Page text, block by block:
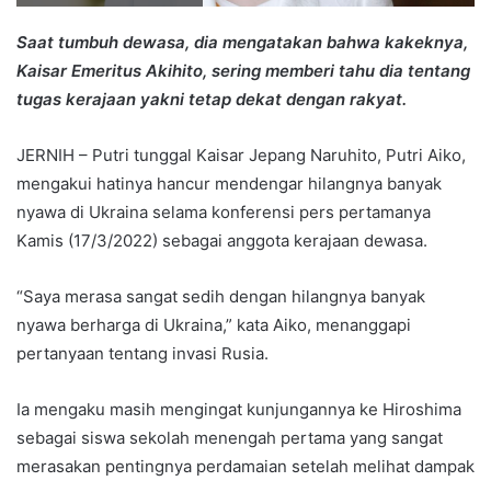
Saat tumbuh dewasa, dia mengatakan bahwa kakeknya,
Kaisar Emeritus Akihito, sering memberi tahu dia tentang
tugas kerajaan yakni tetap dekat dengan rakyat.
JERNIH – Putri tunggal Kaisar Jepang Naruhito, Putri Aiko,
mengakui hatinya hancur mendengar hilangnya banyak
nyawa di Ukraina selama konferensi pers pertamanya
Kamis (17/3/2022) sebagai anggota kerajaan dewasa.
“Saya merasa sangat sedih dengan hilangnya banyak
nyawa berharga di Ukraina,” kata Aiko, menanggapi
pertanyaan tentang invasi Rusia.
Ia mengaku masih mengingat kunjungannya ke Hiroshima
sebagai siswa sekolah menengah pertama yang sangat
merasakan pentingnya perdamaian setelah melihat dampak